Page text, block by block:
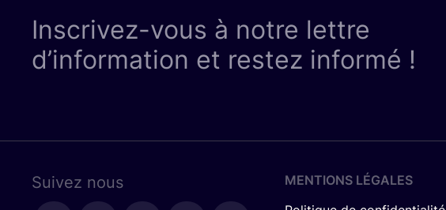
Inscrivez-vous à notre lettre
d’information et restez informé !
Suivez nous
MENTIONS LÉGALES